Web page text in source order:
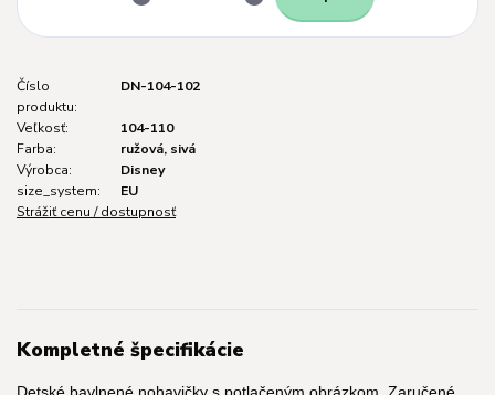
Číslo
produktu:
DN-104-102
Veľkosť:
104-110
Farba:
ružová, sivá
Výrobca:
Disney
size_system:
EU
Strážiť cenu / dostupnosť
Kompletné špecifikácie